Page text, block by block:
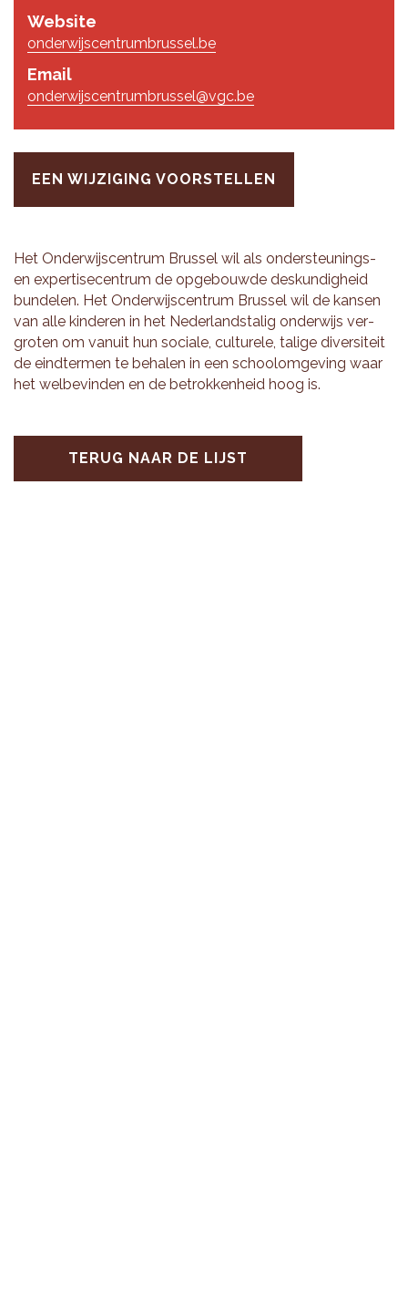
Website
onderwijscentrumbrussel.be
Email
onderwijscentrumbrussel@vgc.be
EEN WIJZIGING VOORSTELLEN
Het On­der­wijs­cen­trum Brus­sel wil als on­der­steu­nings-
en ex­per­ti­se­cen­trum de op­ge­bouw­de des­kun­dig­heid
bun­de­len. Het On­der­wijs­cen­trum Brus­sel wil de kan­sen
van alle kin­de­ren in het Ne­der­lands­ta­lig on­der­wijs ver­
gro­ten om van­uit hun so­ci­a­le, cul­tu­re­le, ta­li­ge di­ver­si­teit
de eind­ter­men te be­ha­len in een schoolom­ge­ving waar
het wel­be­vin­den en de be­trok­ken­heid hoog is.
TERUG NAAR DE LIJST